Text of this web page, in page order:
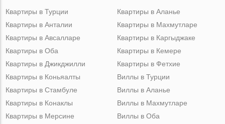
Квартиры в Турции
Квартиры в Анталии
Квартиры в Авсалларе
Квартиры в Оба
Квартиры в Джикджилли
Квартиры в Аланье
Квартиры в Махмутларе
Квартиры в Каргыджаке
Квартиры в Кемере
Квартиры в Фетхие
Квартиры в Коньяалты
Квартиры в Стамбуле
Квартиры в Конаклы
Квартиры в Мерсине
Виллы в Турции
Виллы в Аланье
Виллы в Махмутларе
Виллы в Оба